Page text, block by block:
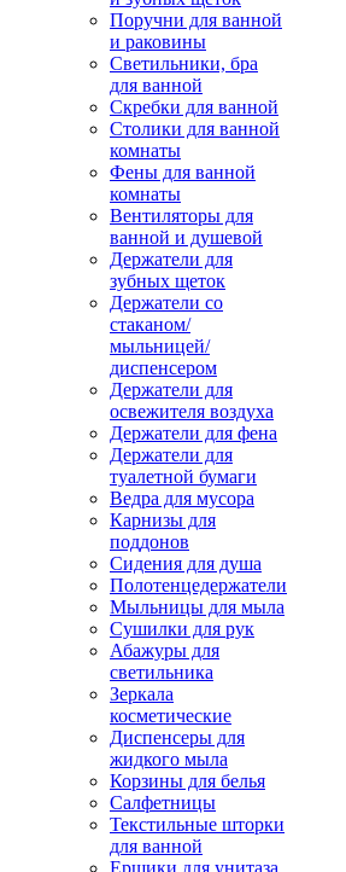
Поручни для ванной
и раковины
Светильники, бра
для ванной
Скребки для ванной
Столики для ванной
комнаты
Фены для ванной
комнаты
Вентиляторы для
ванной и душевой
Держатели для
зубных щеток
Держатели со
стаканом/
мыльницей/
диспенсером
Держатели для
освежителя воздуха
Держатели для фена
Держатели для
туалетной бумаги
Ведра для мусора
Карнизы для
поддонов
Сидения для душа
Полотенцедержатели
Мыльницы для мыла
Сушилки для рук
Абажуры для
светильника
Зеркала
косметические
Диспенсеры для
жидкого мыла
Корзины для белья
Салфетницы
Текстильные шторки
для ванной
Ершики для унитаза